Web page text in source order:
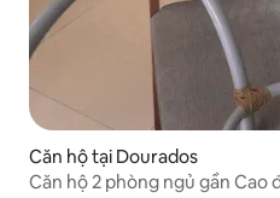
Căn hộ tại Dourados
Căn hộ 2 phòng ngủ gần Cao